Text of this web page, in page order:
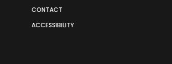
CONTACT
ACCESSIBILITY